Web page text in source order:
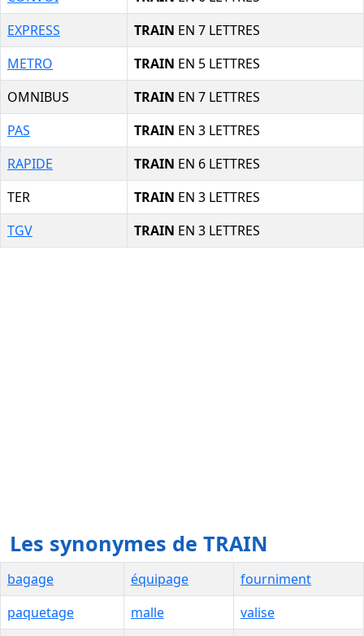
EXPRESS
TRAIN EN 7 LETTRES
METRO
TRAIN EN 5 LETTRES
OMNIBUS
TRAIN EN 7 LETTRES
PAS
TRAIN EN 3 LETTRES
RAPIDE
TRAIN EN 6 LETTRES
TER
TRAIN EN 3 LETTRES
TGV
TRAIN EN 3 LETTRES
Les synonymes de TRAIN
bagage équipage
fourniment
paquetage
malle
valise